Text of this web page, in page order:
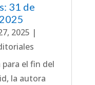
31 de
2025 |
el fin del
la autora